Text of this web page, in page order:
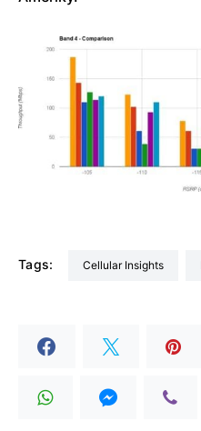
Tags: Cellular Insights